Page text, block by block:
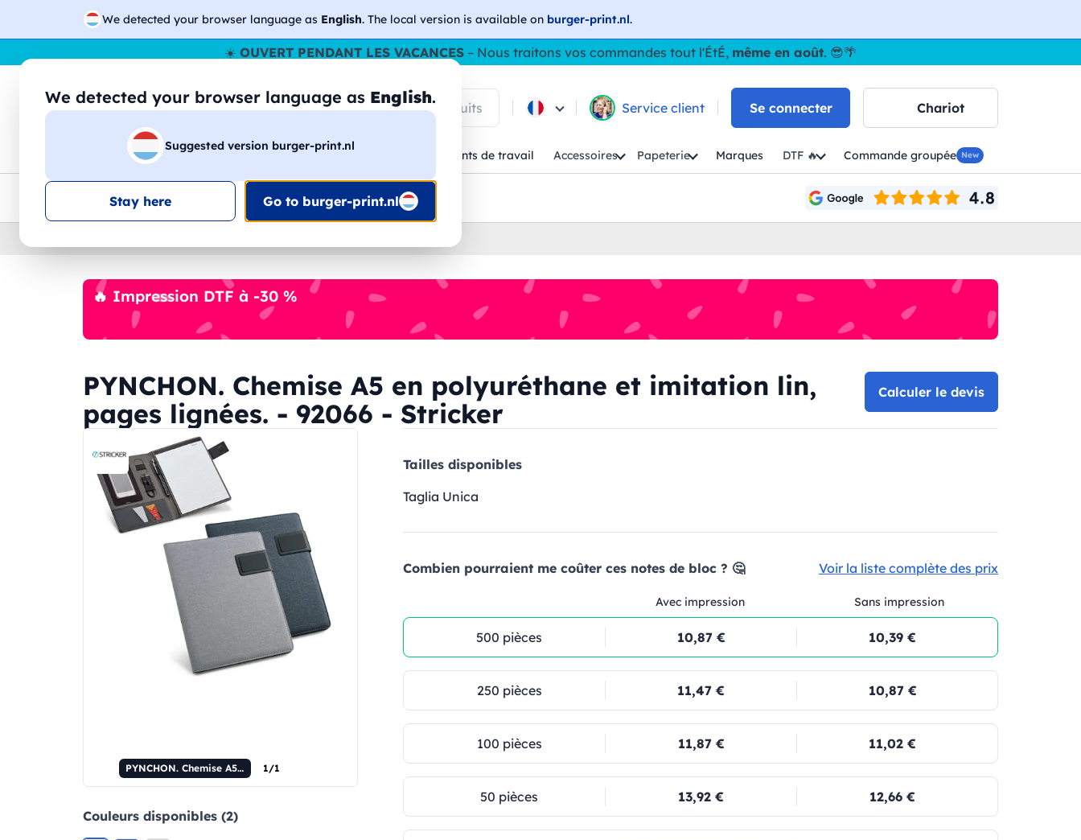
We detected your browser language as English. The local version is available on burger-print.nl.
We detected your browser language as English.
Suggested version burger-print.nl
Stay here Go to burger-print.nl
☀️ OUVERT PENDANT LES VACANCES – Nous traitons vos commandes tout l'ÉtÉ, même en août. 😎🌴
🔎 Recherchez parmi les produits Service client Se connecter Chariot
Sweat-shirts Homme Femme Vêtements de travail Accessoires Papeterie Marques DTF 🔥 Commande groupée New
Livraison UERemise quantité Service clientCroquis prépresse
🔥 Impression DTF à -30 %
PYNCHON. Chemise A5 en polyuréthane et imitation lin,
pages lignées. - 92066 - Stricker
Calculer le devis
PYNCHON. Chemise A5 en polyuréthane et imitation lin, pages lignées. 1/1
Couleurs disponibles (2)
Tailles disponibles
Taglia Unica
Combien pourraient me coûter ces notes de bloc ? 🤔 Voir la liste complète des prix
Avec impression Sans impression
500 pièces 10,87 € 10,39 €
250 pièces 11,47 € 10,87 €
100 pièces 11,87 € 11,02 €
50 pièces 13,92 € 12,66 €